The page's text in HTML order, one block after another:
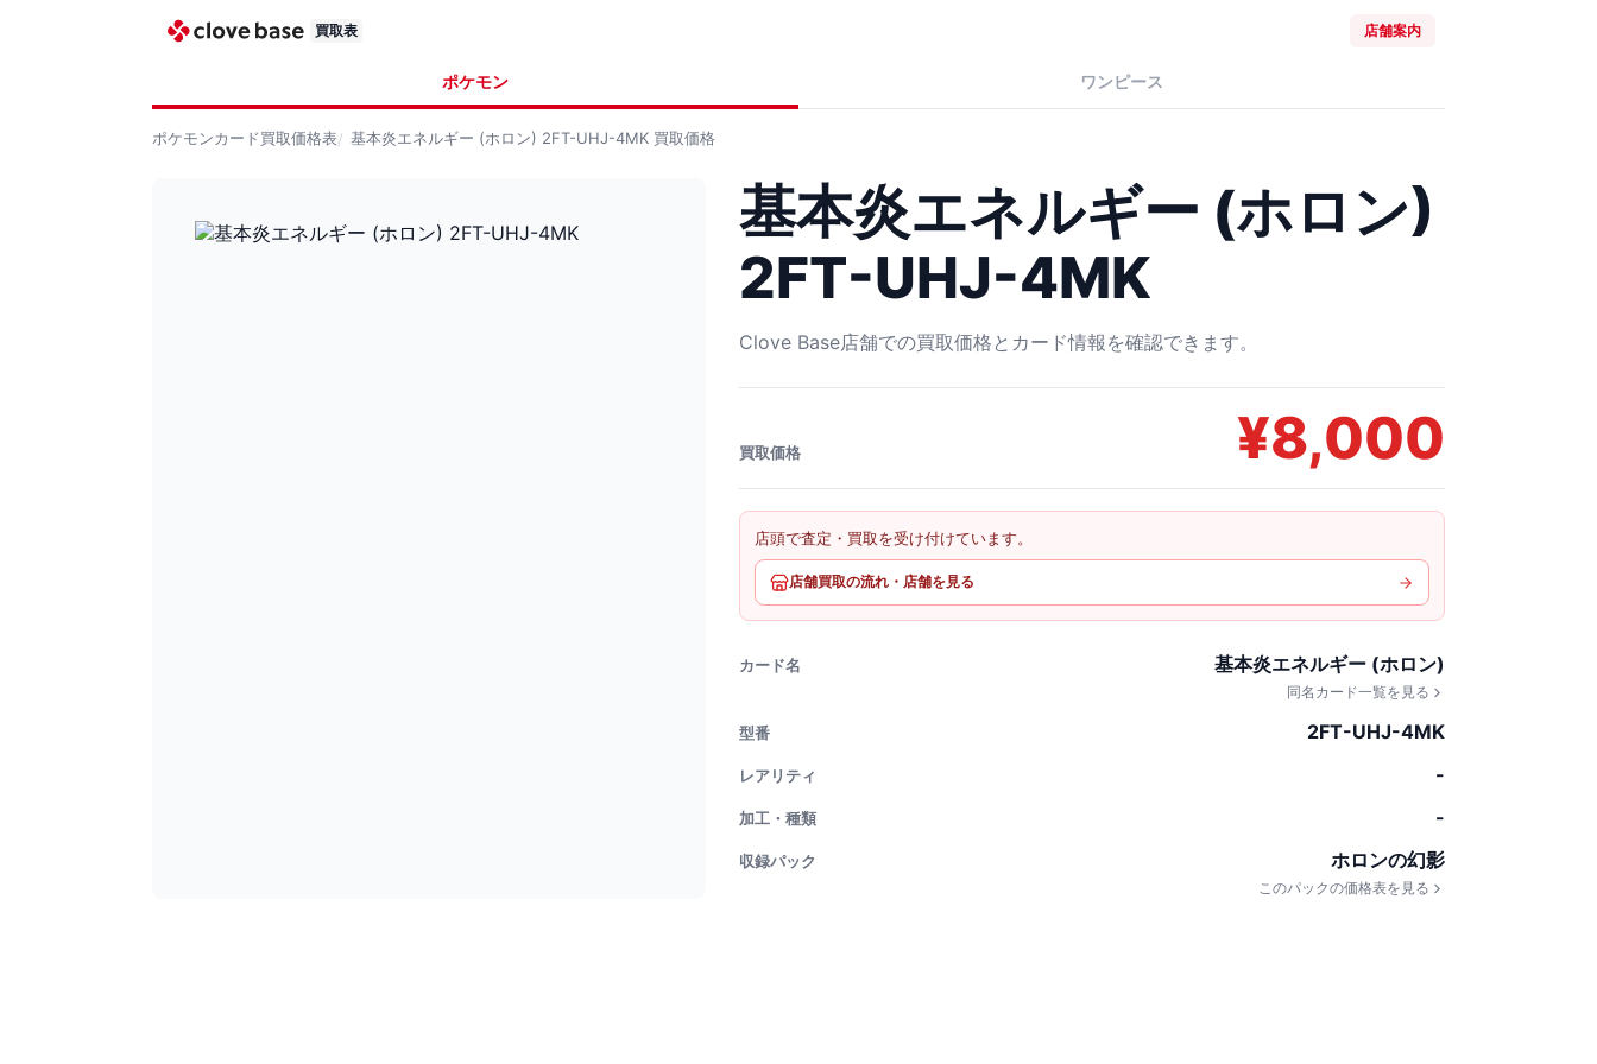
買取表 店舗案内
ポケモン ワンピース
ポケモンカード買取価格表 基本炎エネルギー (ホロン) 2FT-UHJ-4MK 買取価格
基本炎エネルギー (ホロン)
2FT-UHJ-4MK
Clove Base店舗での買取価格とカード情報を確認できます。
買取価格 ¥8,000
店頭で査定・買取を受け付けています。
店舗買取の流れ・店舗を見る
カード名 基本炎エネルギー (ホロン)
同名カード一覧を見る
型番 2FT-UHJ-4MK
レアリティ -
加工・種類 -
収録パック ホロンの幻影
このパックの価格表を見る